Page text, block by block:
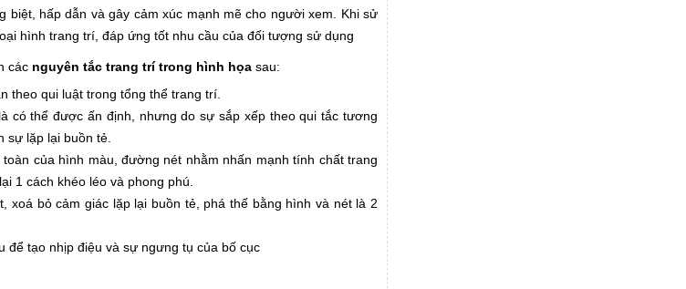
biệt, hấp dẫn và gây cảm xúc mạnh mẽ cho người xem. Khi sử
hình trang trí, đáp ứng tốt nhu cầu của đối tượng sử dụng
các nguyên tắc trang trí trong hình họa sau:
theo qui luật trong tổng thể trang trí.
có thể được ấn định, nhưng do sự sắp xếp theo qui tắc tương
sự lặp lại buồn tẻ.
của hình màu, đường nét nhằm nhấn mạnh tính chất trang
1 cách khéo léo và phong phú.
xoá bỏ cảm giác lặp lại buồn tẻ, phá thế bằng hình và nét là 2
để tạo nhịp điệu và sự ngưng tụ của bố cục